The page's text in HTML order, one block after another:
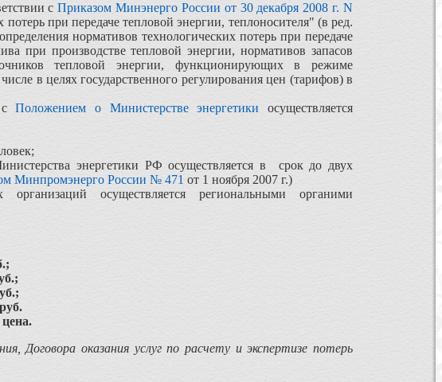
сПриказом Минэнерго России от 30 декабря 2008 г. N
при передаче тепловой энергии, теплоносителя" (в ред.
нормативов технологических потерь при передаче
при производстве тепловой энергии, нормативов запасов
тепловой энергии, функционирующих в режиме
в целях государственного регулирования цен (тарифов) в
сПоложением о Министерстве энергетики осуществляется
энергетики РФ осуществляется в срок до двух
Минпромэнерго России № 471 от 1 ноября 2007 г.)
осуществляется региональными органими
.
Договора оказания услуг по расчету и экспертизе потерь